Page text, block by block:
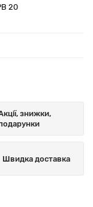
20
знижки,
Швидка доставка